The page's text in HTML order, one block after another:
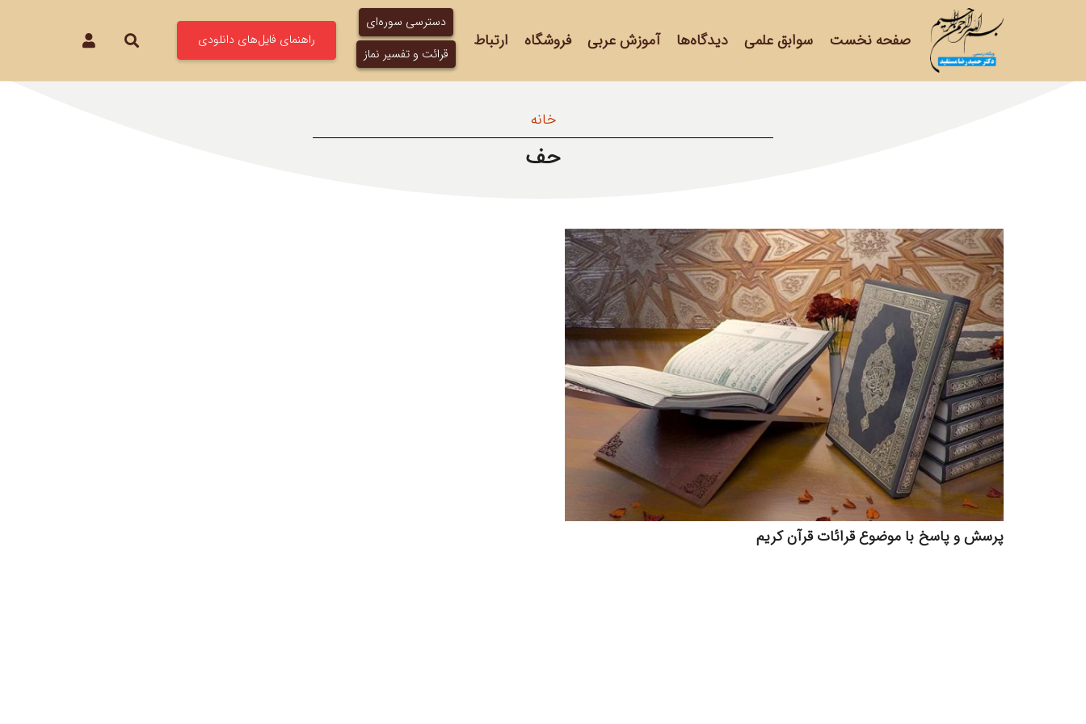
صفحه نخست سوابق علمی دیدگاه‌ها آموزش عربی فروشگاه ارتباط
دسترسی سوره‌ای
قرائت و تفسیر نماز
راهنمای فایل‌های دانلودی
خانه
حف
پرسش و پاسخ با موضوع قرائات قرآن کریم